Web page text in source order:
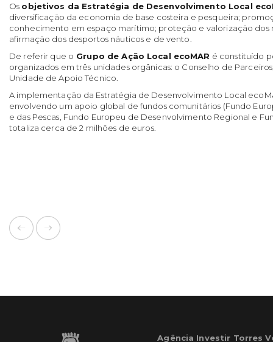
Os objetivos da Estratégia de Desenvolvimento Local
diversificação da economia de base costeira e pesqueira;
conhecimento em espaço marítimo; proteção e valorização dos
afirmação dos desportos náuticos e de vento.
De referir que o Grupo de Ação Local ecoMAR é constituído
organizados em três unidades orgânicas: o Conselho de
Unidade de Apoio Técnico.
A implementação da Estratégia de Desenvolvimento Local
envolvendo um apoio global de fundos comunitários (Fundo
e das Pescas, Fundo Europeu de Desenvolvimento Regional e
totaliza cerca de 2 milhões de euros.
Agência Investir Torres